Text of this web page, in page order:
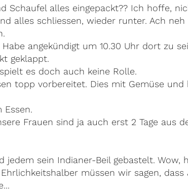
alles eingepackt?? Ich hoffe,
alles schliessen, wieder runter. Ach
angekündigt um 10.30 Uhr dort zu
geklappt.
es doch auch keine Rolle.
topp vorbereitet. Dies mit Gemüse und
Frauen sind ja auch erst 2 Tage aus
sein Indianer-Beil gebastelt. Wow,
müssen wir sagen,